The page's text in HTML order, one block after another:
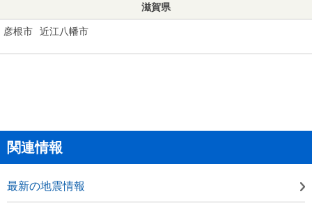
滋賀県
彦根市 近江八幡市
関連情報
最新の地震情報